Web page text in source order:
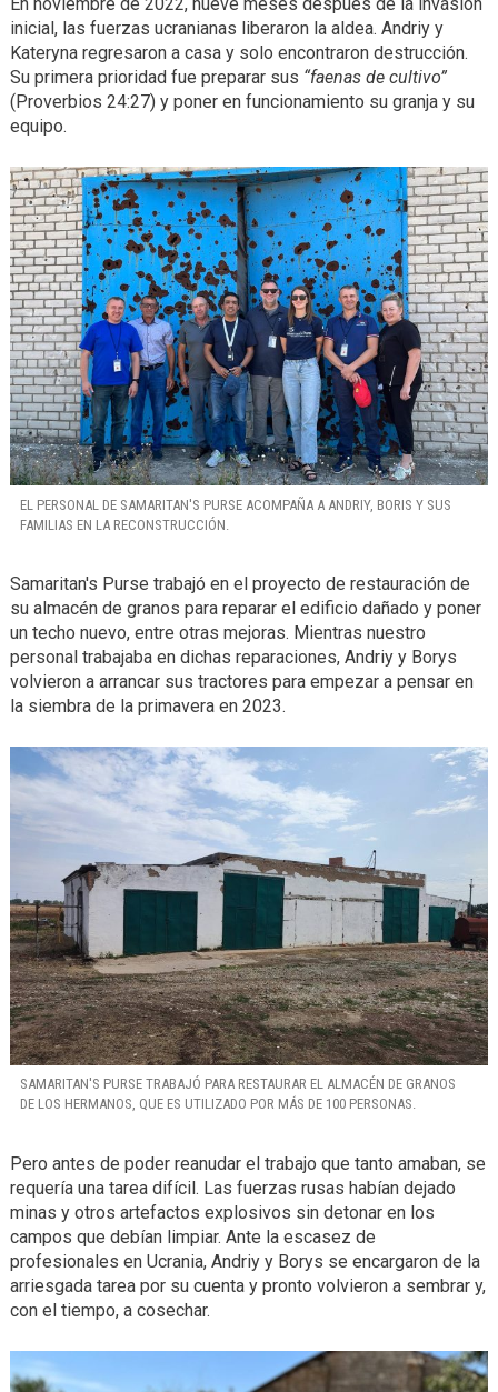
inicial, las fuerzas ucranianas liberaron la aldea. Andriy y
Kateryna regresaron a casa y solo encontraron destrucción.
Su primera prioridad fue preparar sus “faenas de cultivo”
(Proverbios 24:27) y poner en funcionamiento su granja y su
equipo.
EL PERSONAL DE SAMARITAN'S PURSE ACOMPAÑA A ANDRIY, BORIS Y SUS
FAMILIAS EN LA RECONSTRUCCIÓN.
Samaritan's Purse trabajó en el proyecto de restauración de
su almacén de granos para reparar el edificio dañado y poner
un techo nuevo, entre otras mejoras. Mientras nuestro
personal trabajaba en dichas reparaciones, Andriy y Borys
volvieron a arrancar sus tractores para empezar a pensar en
la siembra de la primavera en 2023.
SAMARITAN'S PURSE TRABAJÓ PARA RESTAURAR EL ALMACÉN DE GRANOS
DE LOS HERMANOS, QUE ES UTILIZADO POR MÁS DE 100 PERSONAS.
Pero antes de poder reanudar el trabajo que tanto amaban, se
requería una tarea difícil. Las fuerzas rusas habían dejado
minas y otros artefactos explosivos sin detonar en los
campos que debían limpiar. Ante la escasez de
profesionales en Ucrania, Andriy y Borys se encargaron de la
arriesgada tarea por su cuenta y pronto volvieron a sembrar y,
con el tiempo, a cosechar.